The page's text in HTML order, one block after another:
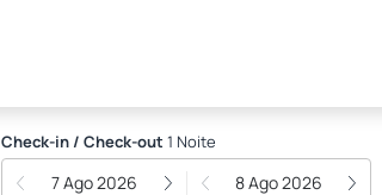
Check-in / Check-out 1 Noite
7 Ago 2026 8 Ago 2026